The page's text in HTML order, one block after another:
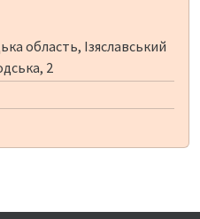
область, Ізяславський
2